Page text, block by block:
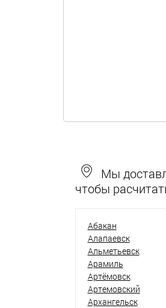
Мы
чтобы
Абакан
Алапаевск
Альметьевск
Арамиль
Артёмовск
Артемовский
Архангельск